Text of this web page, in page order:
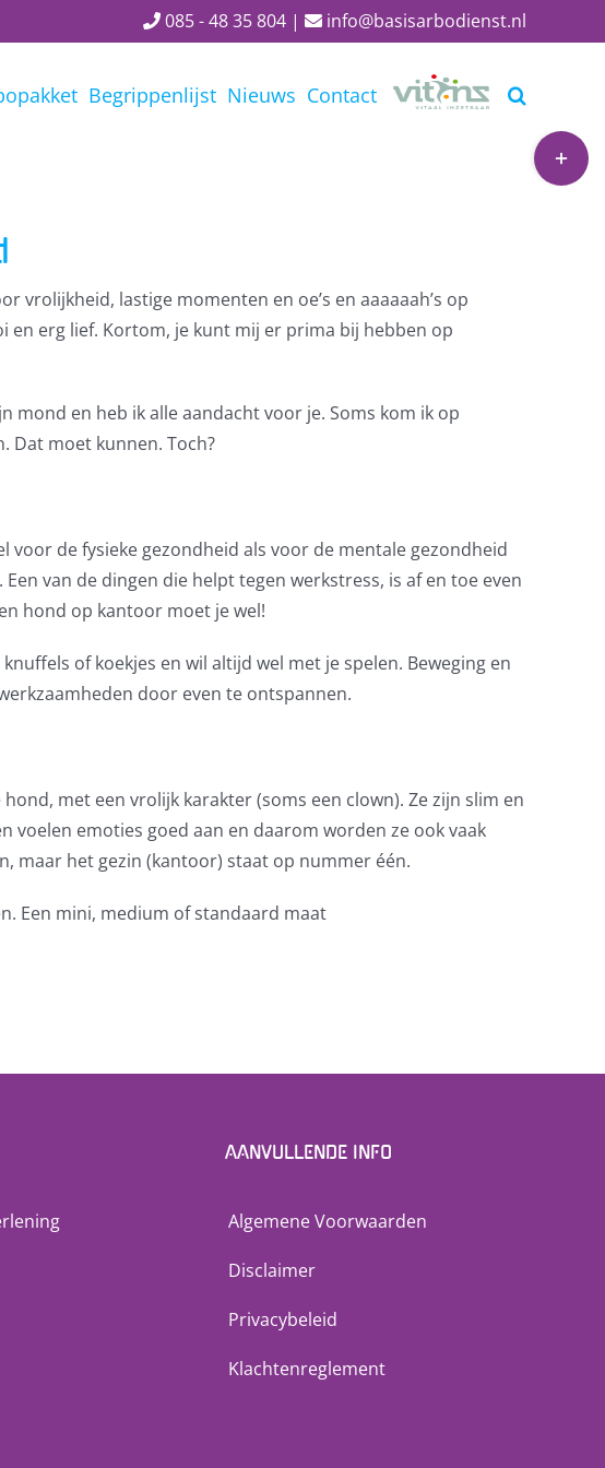
085 - 48 35 804 | info@basisarbodienst.nl
Begrippenlijst Nieuws Contact
vrolijkheid, lastige momenten en oe’s en aaaaaah’s op
erg lief. Kortom, je kunt mij er prima bij hebben op
en heb ik alle aandacht voor je. Soms kom ik op
Dat moet kunnen. Toch?
de fysieke gezondheid als voor de mentale gezondheid
van de dingen die helpt tegen werkstress, is af en toe even
hond op kantoor moet je wel!
of koekjes en wil altijd wel met je spelen. Beweging en
door even te ontspannen.
met een vrolijk karakter (soms een clown). Ze zijn slim en
voelen emoties goed aan en daarom worden ze ook vaak
maar het gezin (kantoor) staat op nummer één.
Een mini, medium of standaard maat
AANVULLENDE INFO
Algemene Voorwaarden
Disclaimer
Privacybeleid
Klachtenreglement
Toggle
Sliding